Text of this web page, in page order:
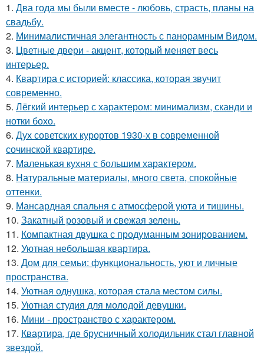
1. Два года мы были вместе - любовь, страсть, планы на
свадьбу.
2. Минималистичная элегантность с панорамным Видом.
3. Цветные двери - акцент, который меняет весь
интерьер.
4. Квартира с историей: классика, которая звучит
современно.
5. Лёгкий интерьер с характером: минимализм, сканди и
нотки бохо.
6. Дух советских курортов 1930-х в современной
сочинской квартире.
7. Маленькая кухня с большим характером.
8. Натуральные материалы, много света, спокойные
оттенки.
9. Мансардная спальня с атмосферой уюта и тишины.
10. Закатный розовый и свежая зелень.
11. Компактная двушка с продуманным зонированием.
12. Уютная небольшая квартира.
13. Дом для семьи: функциональность, уют и личные
пространства.
14. Уютная однушка, которая стала местом силы.
15. Уютная студия для молодой девушки.
16. Мини - пространство с характером.
17. Квартира, где брусничный холодильник стал главной
звездой.